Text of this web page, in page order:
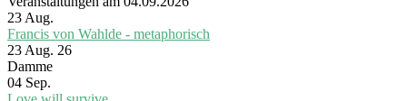
23 Aug.
Francis von Wahlde - metaphorisch
23 Aug. 26
Damme
04 Sep.